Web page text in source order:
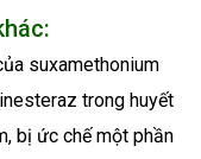
suxamethonium
trong huyết
bị ức chế một phần